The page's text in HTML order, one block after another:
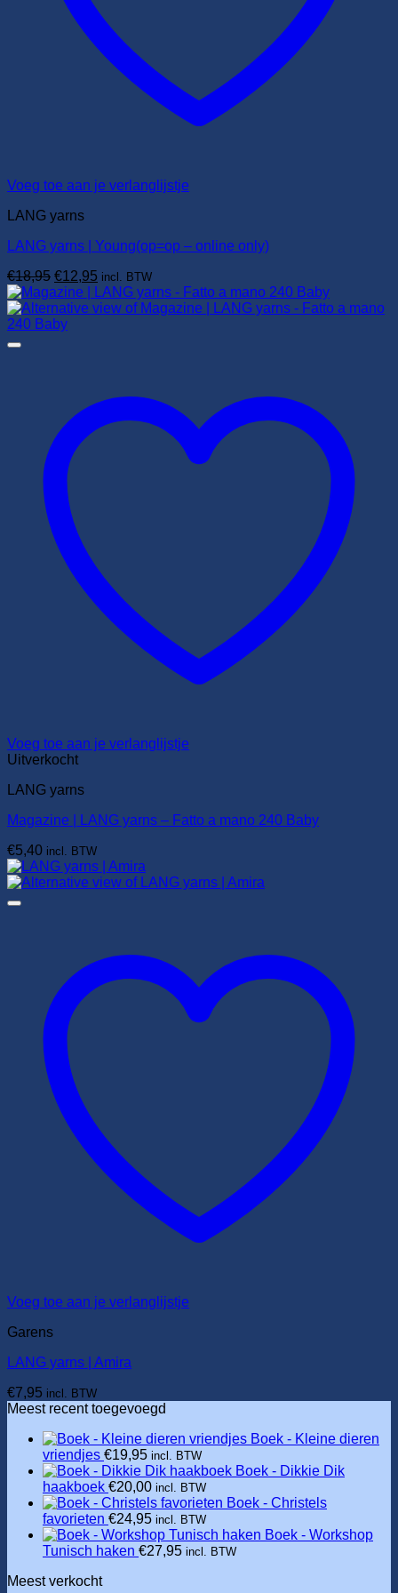
Voeg toe aan je verlanglijstje
LANG yarns
LANG yarns | Young(op=op – online only)
€18,95 Oorspronkelijke
prijs
was:
€18,95.
€12,95 Huidige
prijs
is:
incl. BTW
Voeg toe aan je verlanglijstje
Uitverkocht
LANG yarns
Magazine | LANG yarns – Fatto a mano 240 Baby
€5,40 incl. BTW
Voeg toe aan je verlanglijstje
Garens
LANG yarns | Amira
€7,95 incl. BTW
Meest recent toegevoegd
Boek - Kleine dieren
vriendjes €19,95 incl. BTW
Boek - Dikkie Dik
haakboek €20,00 incl. BTW
Boek - Christels
favorieten €24,95 incl. BTW
Boek - Workshop
Tunisch haken €27,95 incl. BTW
Meest verkocht